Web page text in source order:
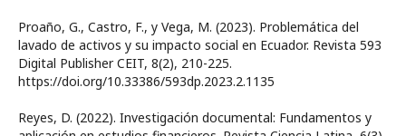
Proaño, G., Castro, F., y Vega, M. (2023). Problemática del
lavado de activos y su impacto social en Ecuador. Revista 593
Digital Publisher CEIT, 8(2), 210-225.
https://doi.org/10.33386/593dp.2023.2.1135
Reyes, D. (2022). Investigación documental: Fundamentos y